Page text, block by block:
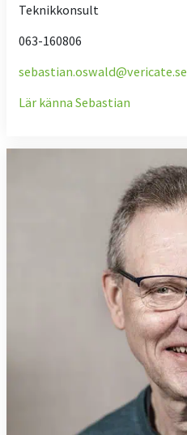
Teknikkonsult
063-160806
sebastian.oswald@vericate.se
Lär känna Sebastian